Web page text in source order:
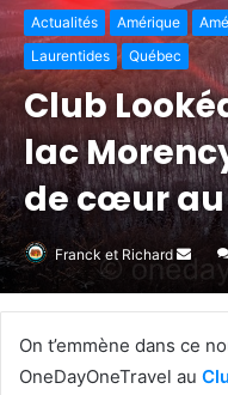
Actualités Amérique
Laurentides
Québec
Club
lac
de cœur au
Franck et Richard
un
On t’emmène dans ce
OneDayOneTravel au